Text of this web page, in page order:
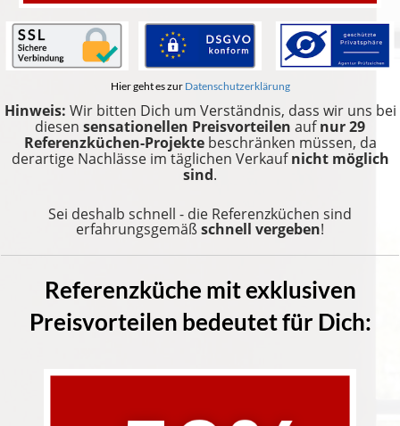
Hier geht es zur Datenschutzerklärung
Hinweis: Wir bitten Dich um Verständnis, dass wir uns bei
diesen sensationellen Preisvorteilen aufnur 29
Referenzküchen-Projektebeschränken müssen, da
derartige Nachlässe im täglichen Verkaufnicht möglich
sind.
Sei deshalb schnell - die Referenzküchen sind
erfahrungsgemäßschnell vergeben!
Referenzküche mit exklusiven
Preisvorteilen bedeutet für Dich: